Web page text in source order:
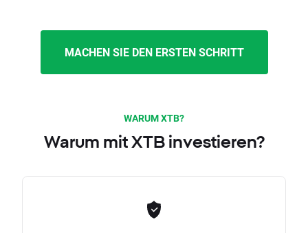
MACHEN SIE DEN ERSTEN SCHRITT
WARUM XTB?
Warum mit XTB investieren?